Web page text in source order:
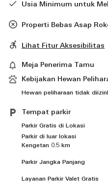
Usia Minimum untuk
Properti Bebas Asap
Lihat Fitur Aksesibilitas
Meja Penerima Tamu
Kebijakan Hewan
Hewan peliharaan tidak
Tempat parkir
Parkir Gratis di Lokasi
Parkir di luar lokasi
Kengetan 0.5 km
Parkir Jangka Panjang
Layanan Parkir Valet Gratis